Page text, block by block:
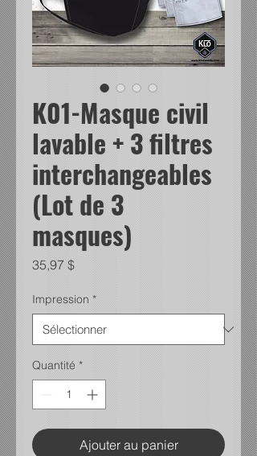
K01-Masque civil
lavable + 3 filtres
interchangeables
(Lot de 3
masques)
35,97 $Prix
Impression *
Quantité *
Ajouter au panier